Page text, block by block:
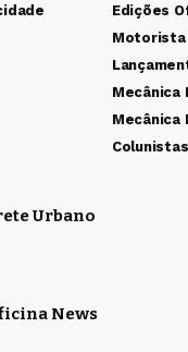
Edições
Motorista
Mecânica
Mecânica
Colunistas
Urbano
News